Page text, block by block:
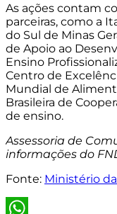
As ações contam
parceiras, como a
do Sul de Minas
de Apoio ao
Ensino
Centro de
Mundial de
Brasileira de
de ensino.
Assessoria de
informações do
Fonte: Ministério